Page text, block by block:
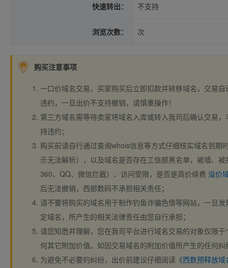
快速转出： 不支持
浏览次数： 次
购买注意事项
一口价域名交易，买家购买后立即扣款并转移域名，交易
违约，一旦出价不支持撤销，请慎重操作！
第三方域名需等待卖家将域名入库或转入我司后确认交易
持违约；
购买前请自行通过查询whois信息等方式仔细核实域名到期
示无法解析），以及域名是否存在工信部黑名单，被墙、
360、QQ、微信拦截）、访问受限，是否是高价续费 溢价
后无法撤销，西部数码不承担相关责任；
请不要将购买的域名用于制作钓鱼诈骗色情等网站，一旦
定域名，所产生的相关法律责任由您自行承担；
请您知悉并理解，您在我司平台进行域名交易的对象仅限于
何其它附加价值。如因交易域名的附加价值所产生的任何
为避免不必要的纠纷，出价前建议仔细阅读 《西数预释放